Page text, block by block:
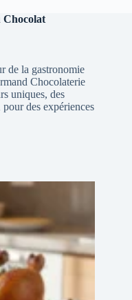
de la gastronomie
Chocolaterie
uniques, des
des expériences